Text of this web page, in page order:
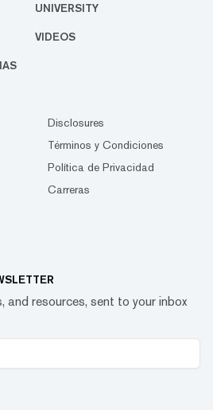
UNIVERSITY
VIDEOS
Disclosures
Términos y Condiciones
Política de Privacidad
Carreras
and resources, sent to your inbox